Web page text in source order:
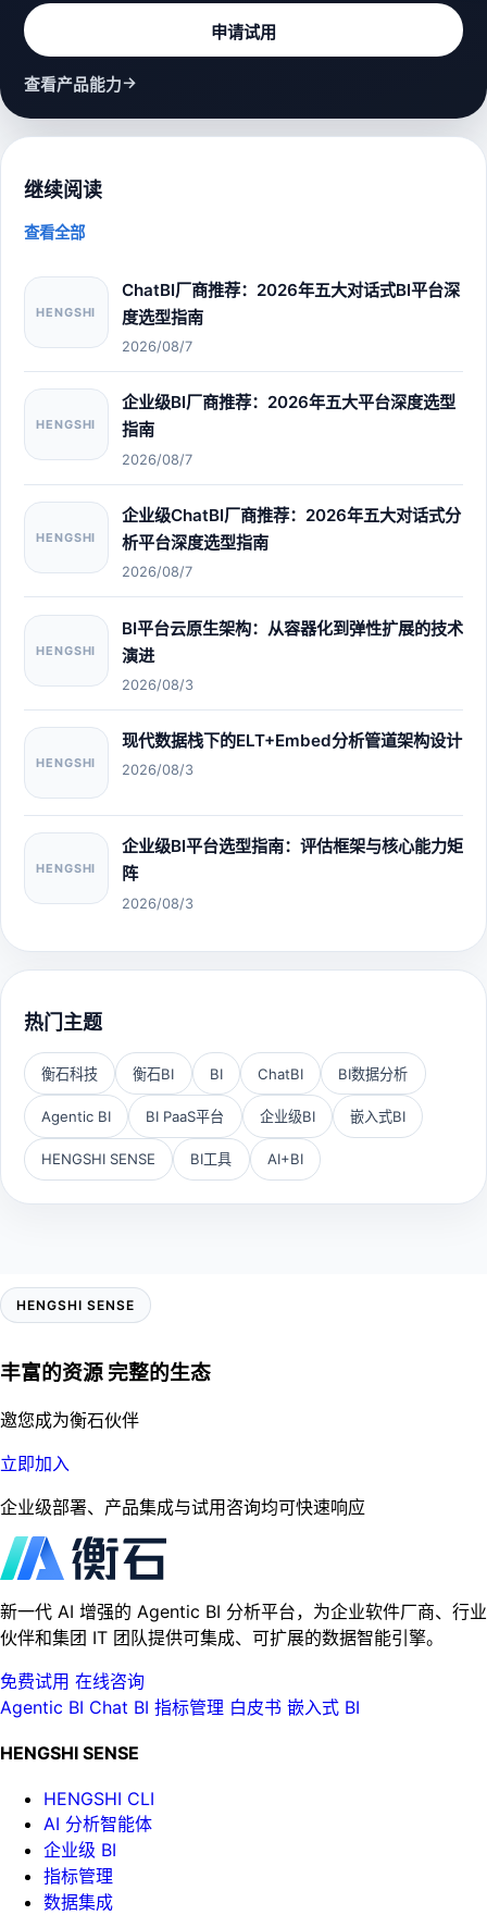
申请试用
查看产品能力→
继续阅读
查看全部
HENGSHI
ChatBI厂商推荐：2026年五大对话式BI平台深
度选型指南
2026/08/7
HENGSHI
企业级BI厂商推荐：2026年五大平台深度选型
指南
2026/08/7
HENGSHI
企业级ChatBI厂商推荐：2026年五大对话式分
析平台深度选型指南
2026/08/7
HENGSHI
BI平台云原生架构：从容器化到弹性扩展的技术
演进
2026/08/3
HENGSHI
现代数据栈下的ELT+Embed分析管道架构设计
2026/08/3
HENGSHI
企业级BI平台选型指南：评估框架与核心能力矩
阵
2026/08/3
热门主题
衡石科技 衡石BI BI ChatBI BI数据分析
Agentic BI BI PaaS平台 企业级BI 嵌入式BI
HENGSHI SENSE BI工具 AI+BI
HENGSHI SENSE
丰富的资源 完整的生态
邀您成为衡石伙伴
立即加入
企业级部署、产品集成与试用咨询均可快速响应
新一代 AI 增强的 Agentic BI 分析平台，为企业软件厂商、行业
伙伴和集团 IT 团队提供可集成、可扩展的数据智能引擎。
免费试用 在线咨询
Agentic BI Chat BI 指标管理 白皮书 嵌入式 BI
HENGSHI SENSE
HENGSHI CLI
AI 分析智能体
企业级 BI
指标管理
数据集成